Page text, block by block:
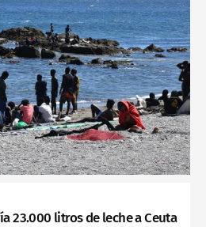
23.000 litros de leche a Ceuta